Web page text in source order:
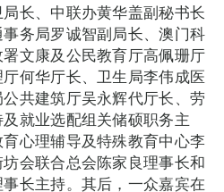
长、中联办黄华盖副秘书长
务局罗诚智副局长、澳门科
文康及公民教育厅高佩珊厅
何华厅长、卫生局李伟成医
共建筑厅吴永辉代厅长、劳
就业选配组关储硕职务主
心理辅导及特殊教育中心李
会联合总会陈家良理事长和
长主持。其后，一众嘉宾在